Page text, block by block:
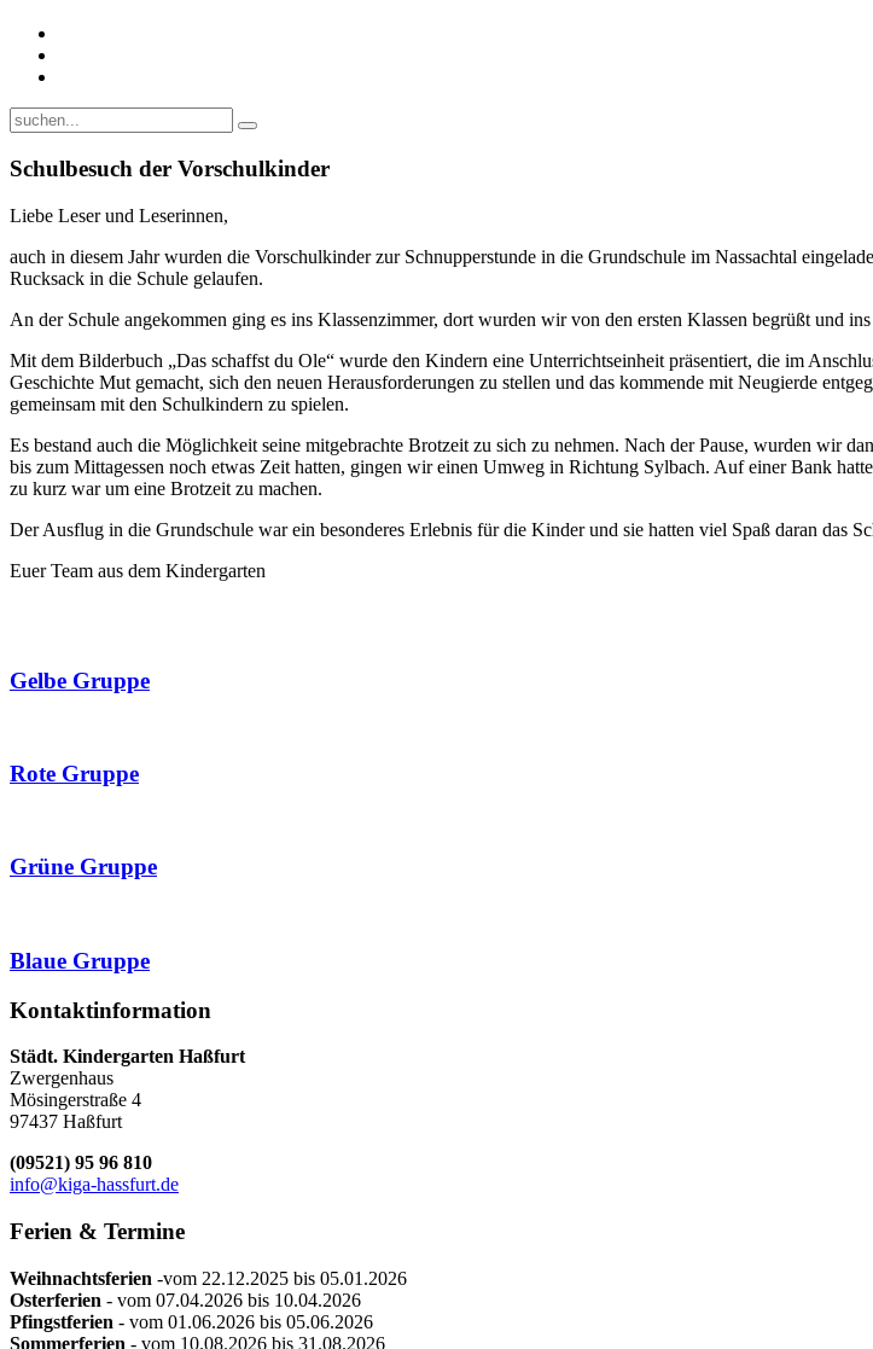
Schulbesuch der Vorschulkinder
Liebe Leser und Leserinnen,
auch in diesem Jahr wurden die Vorschulkinder zur Schnupperstunde in die Grundschule im Nassachtal
Rucksack in die Schule gelaufen.
An der Schule angekommen ging es ins Klassenzimmer, dort wurden wir von den ersten Klassen begrüßt und
Mit dem Bilderbuch „Das schaffst du Ole“ wurde den Kindern eine Unterrichtseinheit präsentiert, die im
Geschichte Mut gemacht, sich den neuen Herausforderungen zu stellen und das kommende mit Neugierde
gemeinsam mit den Schulkindern zu spielen.
Es bestand auch die Möglichkeit seine mitgebrachte Brotzeit zu sich zu nehmen. Nach der Pause, wurden wir
bis zum Mittagessen noch etwas Zeit hatten, gingen wir einen Umweg in Richtung Sylbach. Auf einer Bank
zu kurz war um eine Brotzeit zu machen.
Der Ausflug in die Grundschule war ein besonderes Erlebnis für die Kinder und sie hatten viel Spaß daran das
Euer Team aus dem Kindergarten
Gelbe Gruppe
Rote Gruppe
Grüne Gruppe
Blaue Gruppe
Kontaktinformation
Städt. Kindergarten Haßfurt
Zwergenhaus
Mösingerstraße 4
97437 Haßfurt
(09521) 95 96 810
info@kiga-hassfurt.de
Ferien & Termine
Weihnachtsferien -vom 22.12.2025 bis 05.01.2026
Osterferien - vom 07.04.2026 bis 10.04.2026
Pfingstferien - vom 01.06.2026 bis 05.06.2026
Sommerferien - vom 10.08.2026 bis 31.08.2026